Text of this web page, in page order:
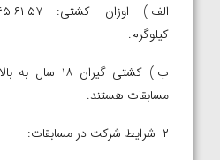
کیلوگرم.
ب-) کشتی
مسابقات هستند.
۲- شرایط شرکت در مسابقات: